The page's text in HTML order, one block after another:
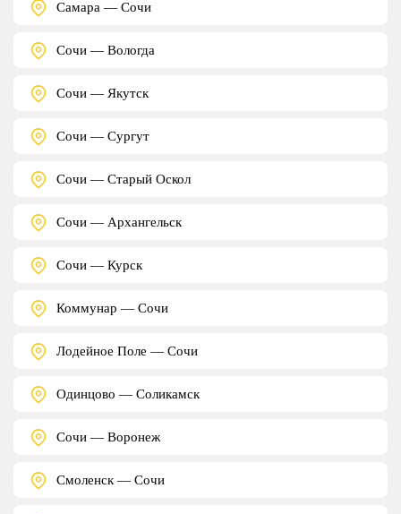
Самара — Сочи
Сочи — Вологда
Сочи — Якутск
Сочи — Сургут
Сочи — Старый Оскол
Сочи — Архангельск
Сочи — Курск
Коммунар — Сочи
Лодейное Поле — Сочи
Одинцово — Соликамск
Сочи — Воронеж
Смоленск — Сочи